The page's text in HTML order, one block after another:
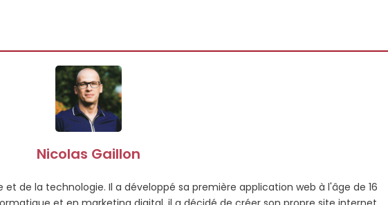
Nicolas Gaillon
de la technologie. Il a développé sa première application web à l'âge de 16